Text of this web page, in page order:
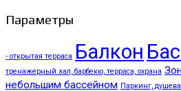
Параметры
- открытая терраса Балкон
тренажерный зал, барбекю, терраса, охрана
небольшим бассейном Паркинг,